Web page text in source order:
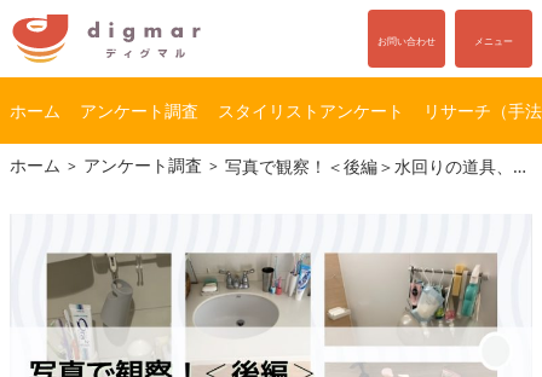
コ
ン
ナ
ビ
お問い合わせ メニュー
ホーム アンケート調査 スタイリストアンケート リサーチ（手
ホーム アンケート調査 写真で観察！＜後編＞水回りの道具、どう置いていますか？洗面台・浴室編